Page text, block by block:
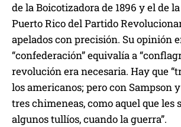
de la Boicotizadora de 1896 y el de
Puerto Rico del Partido
apelados con precisión. Su opinión
“confederación” equivalía a
revolución era necesaria. Hay que
los americanos; pero con Sampson
tres chimeneas, como aquel que les
algunos tullíos, cuando la guerra”.